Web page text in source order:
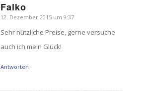
Falko
sagte:
12. Dezember 2015 um 9:37
Sehr nützliche Preise, gerne versuche
auch ich mein Glück!
Antworten